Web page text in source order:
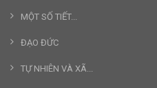
MỘT SỐ TIẾT...
ĐẠO ĐỨC
TỰ NHIÊN VÀ XÃ...